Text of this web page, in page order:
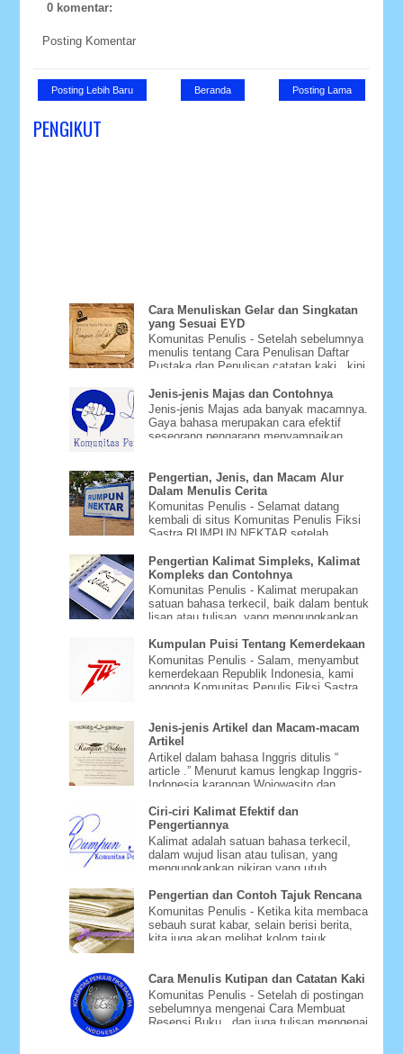
0 komentar:
Posting Komentar
Posting Lebih Baru Posting Lama
Beranda
PENGIKUT
Cara Menuliskan Gelar dan Singkatan
yang Sesuai EYD
Komunitas Penulis - Setelah sebelumnya
menulis tentang Cara Penulisan Daftar
Pustaka dan Penulisan catatan kaki , kini
Jenis-jenis Majas dan Contohnya
Jenis-jenis Majas ada banyak macamnya.
Gaya bahasa merupakan cara efektif
seseorang pengarang menyampaikan
Pengertian, Jenis, dan Macam Alur
Dalam Menulis Cerita
Komunitas Penulis - Selamat datang
kembali di situs Komunitas Penulis Fiksi
Sastra RUMPUN NEKTAR setelah
Pengertian Kalimat Simpleks, Kalimat
Kompleks dan Contohnya
Komunitas Penulis - Kalimat merupakan
satuan bahasa terkecil, baik dalam bentuk
lisan atau tulisan, yang mengungkapkan
Kumpulan Puisi Tentang Kemerdekaan
Komunitas Penulis - Salam, menyambut
kemerdekaan Republik Indonesia, kami
anggota Komunitas Penulis Fiksi Sastra
Jenis-jenis Artikel dan Macam-macam
Artikel
Artikel dalam bahasa Inggris ditulis “
article .” Menurut kamus lengkap Inggris-
Indonesia karangan Wojowasito dan
Ciri-ciri Kalimat Efektif dan
Pengertiannya
Kalimat adalah satuan bahasa terkecil,
dalam wujud lisan atau tulisan, yang
mengungkapkan pikiran yang utuh.
Pengertian dan Contoh Tajuk Rencana
Komunitas Penulis - Ketika kita membaca
sebauh surat kabar, selain berisi berita,
kita juga akan melihat kolom tajuk
Cara Menulis Kutipan dan Catatan Kaki
Komunitas Penulis - Setelah di postingan
sebelumnya mengenai Cara Membuat
Resensi Buku , dan juga tulisan mengenai